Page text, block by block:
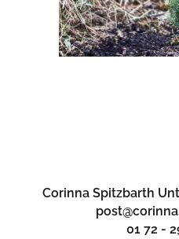
Corinna Spitzbarth
01 72 -